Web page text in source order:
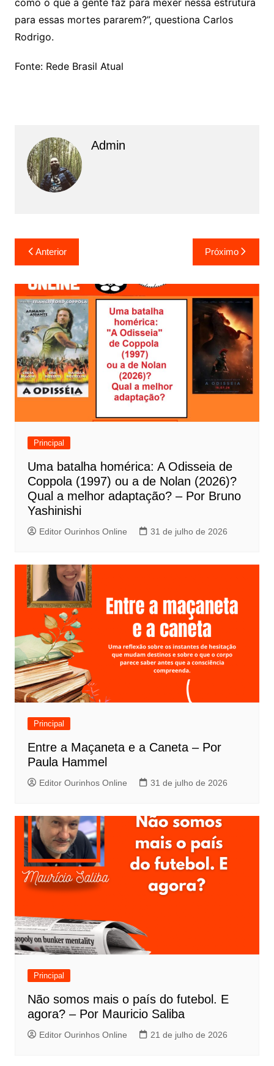
como o que a gente faz para mexer nessa estrutura
para essas mortes pararem?”, questiona Carlos
Rodrigo.
Fonte: Rede Brasil Atual
Admin
a
v
e
g
a
ç
ã
o
d
Anterior Próximo
Principal
Uma batalha homérica: A Odisseia de
Coppola (1997) ou a de Nolan (2026)?
Qual a melhor adaptação? – Por Bruno
Yashinishi
Editor Ourinhos Online 31 de julho de 2026
Principal
Entre a Maçaneta e a Caneta – Por
Paula Hammel
Editor Ourinhos Online 31 de julho de 2026
Principal
Não somos mais o país do futebol. E
agora? – Por Mauricio Saliba
Editor Ourinhos Online 21 de julho de 2026